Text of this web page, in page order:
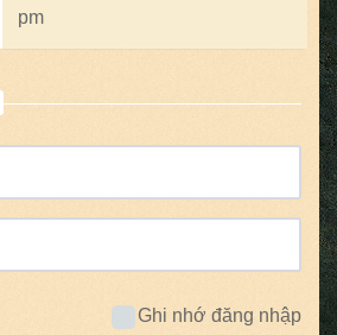
pm
Ghi nhớ đăng nhập